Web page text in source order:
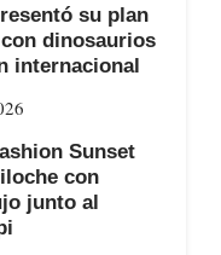
su plan
dinosaurios
internacional
Sunset
con
junto al